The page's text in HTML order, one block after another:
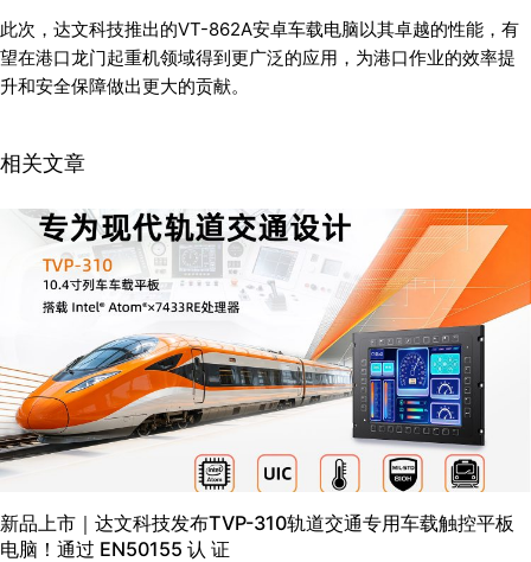
此次，达文科技推出的VT-862A安卓车载电脑以其卓越的性能，有
望在港口龙门起重机领域得到更广泛的应用，为港口作业的效率提
升和安全保障做出更大的贡献。
相关文章
新品上市｜达文科技发布TVP-310轨道交通专用车载触控平板
电脑！通过 EN50155 认 证